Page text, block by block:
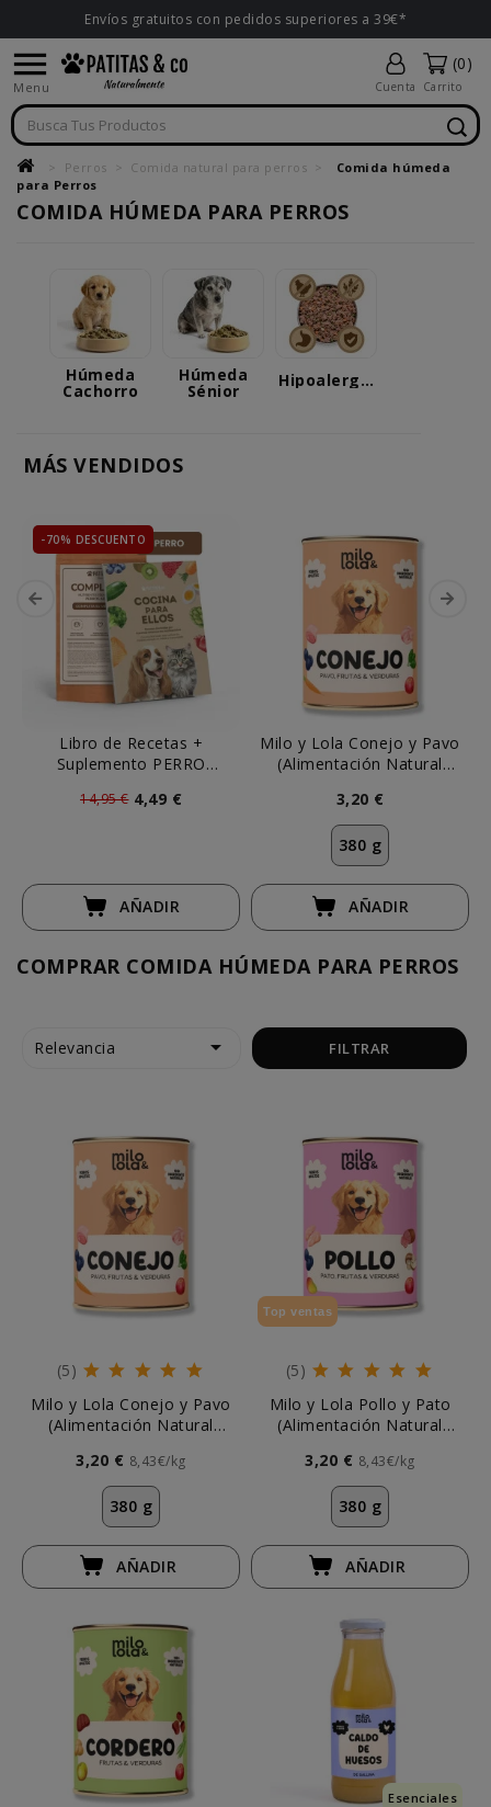
Envíos gratuitos con pedidos superiores a 39€*

Menu Cuenta
(0)
Carrito
Perros Comida natural para perros
Comida húmeda
para Perros
COMIDA HÚMEDA PARA PERROS
Húmeda
Cachorro
Húmeda
Sénior
Hipoalergénica
MÁS VENDIDOS
-70% DESCUENTO
Libro de Recetas +
Suplemento PERRO
14,95 € 4,49 €
AÑADIR
Milo y Lola Conejo y Pavo
(Alimentación Natural
3,20 €
380 g
AÑADIR
COMPRAR COMIDA HÚMEDA PARA PERROS
Relevancia  FILTRAR
(5)
Milo y Lola Conejo y Pavo
(Alimentación Natural
3,20 € 8,43€/kg
380 g
AÑADIR
Top ventas
(5)
Milo y Lola Pollo y Pato
(Alimentación Natural
3,20 € 8,43€/kg
380 g
AÑADIR
Esenciales